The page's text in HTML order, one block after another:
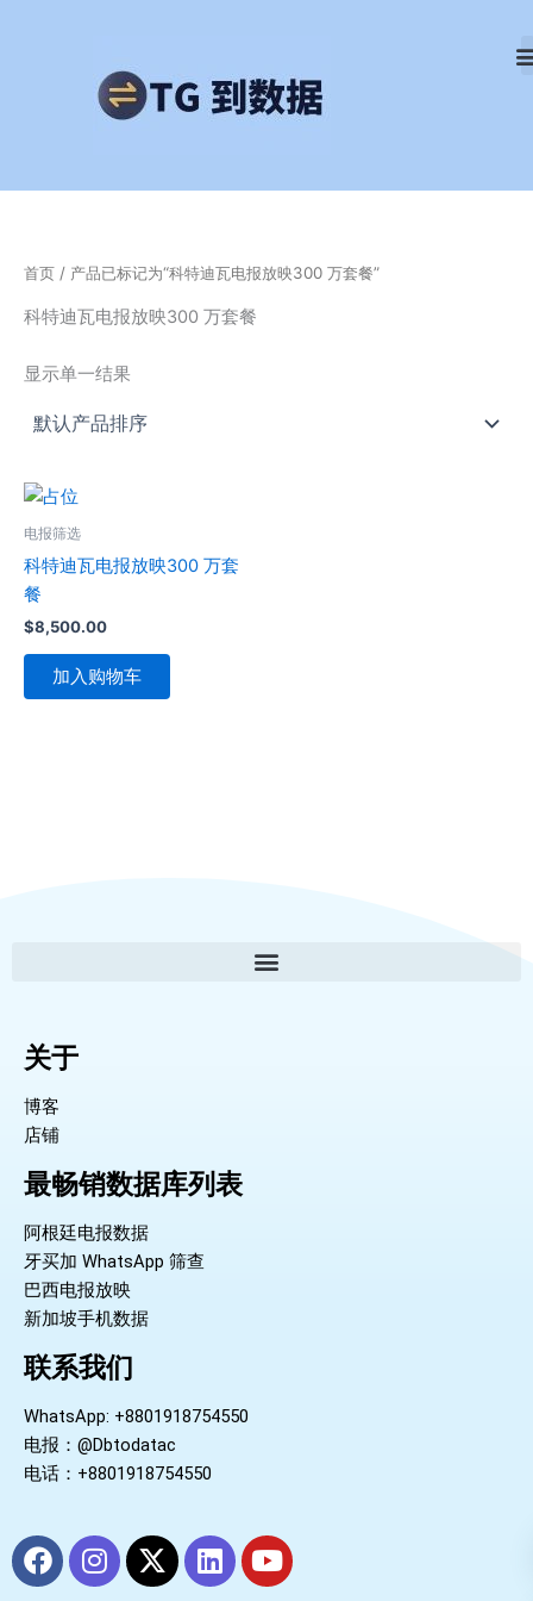
首页 / 产品已标记为“科特迪瓦电报放映300 万套餐”
科特迪瓦电报放映300 万套餐
显示单一结果
电报筛选
科特迪瓦电报放映300 万套
餐
$8,500.00
加入购物车
关于
博客
店铺
最畅销数据库列表
阿根廷电报数据
牙买加 WhatsApp 筛查
巴西电报放映
新加坡手机数据
联系我们
WhatsApp: +8801918754550
电报：@Dbtodatac
电话：+8801918754550
F
a
I
n
X
-
L
i
Y
o